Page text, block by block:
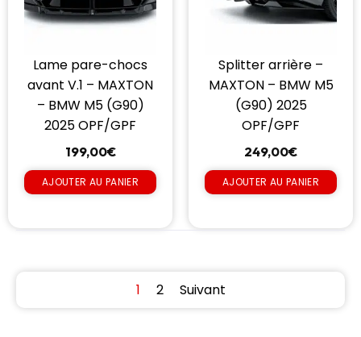
Lame pare-chocs
avant V.1 – MAXTON
– BMW M5 (G90)
2025 OPF/GPF
199,00€
AJOUTER AU PANIER
Splitter arrière –
MAXTON – BMW M5
(G90) 2025
OPF/GPF
249,00€
AJOUTER AU PANIER
1 2 Suivant